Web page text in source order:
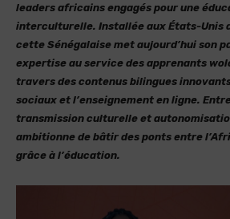
leaders africains engagés pour une
interculturelle. Installée aux États-Unis
cette Sénégalaise met aujourd’hui son
expertise au service des apprenants
travers des contenus bilingues
sociaux et l’enseignement en ligne.
transmission culturelle et
ambitionne de bâtir des ponts entre
grâce à l’éducation.